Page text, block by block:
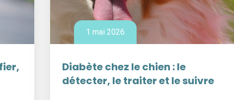
1 mai 2026
Diabète chez le chien : le
détecter, le traiter et le suivre